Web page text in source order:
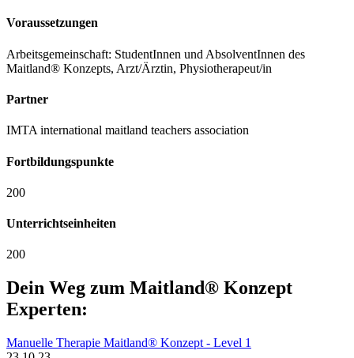
Voraussetzungen
Arbeitsgemeinschaft: StudentInnen und AbsolventInnen des
Maitland® Konzepts, Arzt/Ärztin, Physiotherapeut/in
Partner
IMTA international maitland teachers association
Fortbildungspunkte
200
Unterrichtseinheiten
200
Dein Weg zum Maitland® Konzept
Experten:
Manuelle Therapie Maitland® Konzept - Level 1